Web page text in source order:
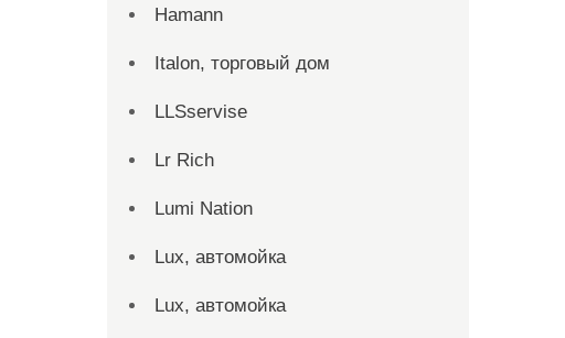
Hamann
Italon, торговый дом
LLSservise
Lr Rich
Lumi Nation
Lux, автомойка
Lux, автомойка